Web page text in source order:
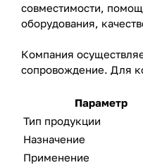
совместимости,
оборудования,
Компания
сопровождение. Для
Параметр
Тип продукции
Назначение
Применение